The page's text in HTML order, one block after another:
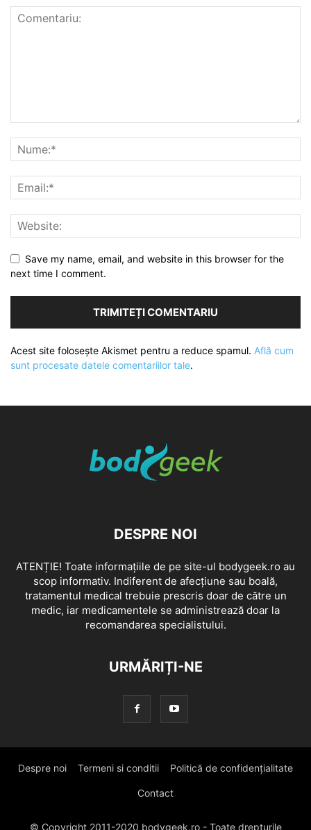
Save my name, email, and website in this browser for the
next time I comment.
Acest site folosește Akismet pentru a reduce spamul. Află cum
sunt procesate datele comentariilor tale.
DESPRE NOI
ATENȚIE! Toate informațiile de pe site-ul bodygeek.ro au
scop informativ. Indiferent de afecțiune sau boală,
tratamentul medical trebuie prescris doar de către un
medic, iar medicamentele se administrează doar la
recomandarea specialistului.
URMĂRIȚI-NE
Despre noi Termeni si conditii Politică de confidențialitate
Contact
© Copyright 2011-2020 bodygeek.ro - Toate drepturile